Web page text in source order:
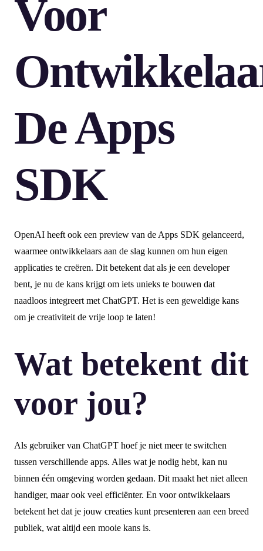
Voor
De Apps
SDK
OpenAI heeft ook een preview van de Apps SDK gelanceerd,
waarmee ontwikkelaars aan de slag kunnen om hun eigen
applicaties te creëren. Dit betekent dat als je een developer
bent, je nu de kans krijgt om iets unieks te bouwen dat
naadloos integreert met ChatGPT. Het is een geweldige kans
om je creativiteit de vrije loop te laten!
Wat betekent dit
voor jou?
Als gebruiker van ChatGPT hoef je niet meer te switchen
tussen verschillende apps. Alles wat je nodig hebt, kan nu
binnen één omgeving worden gedaan. Dit maakt het niet alleen
handiger, maar ook veel efficiënter. En voor ontwikkelaars
betekent het dat je jouw creaties kunt presenteren aan een breed
publiek, wat altijd een mooie kans is.